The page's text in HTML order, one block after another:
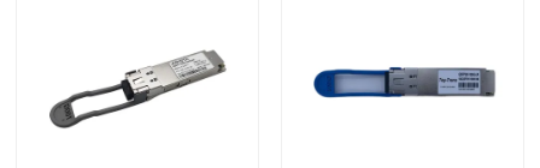
আমাদের সম্পর্কে